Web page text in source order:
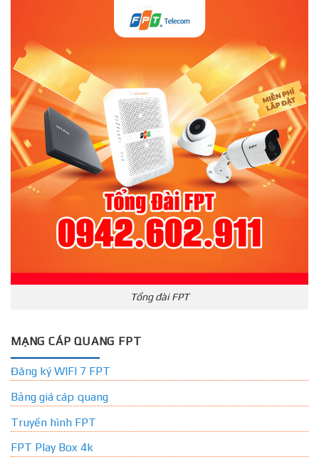
Tổng đài FPT
MẠNG CÁP QUANG FPT
Đăng ký WIFI 7 FPT
Bảng giá cáp quang
Truyền hình FPT
FPT Play Box 4k